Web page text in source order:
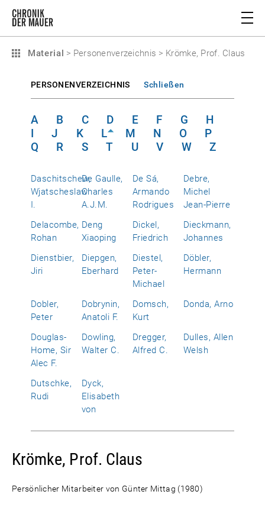
Material > Personenverzeichnis > Krömke, Prof. Claus
PERSONENVERZEICHNIS Schließen
A B C D E F G
H
I
J K L M N O
P
Q
R S T U V W Z
Daschitschew,
Wjatscheslaw
I.
De Gaulle,
Charles
A.J.M.
De Sá,
Armando
Rodrigues
Debre,
Michel
Jean-Pierre
Delacombe,
Rohan
Deng
Xiaoping
Dickel,
Friedrich
Dieckmann,
Johannes
Dienstbier,
Jiri
Diepgen,
Eberhard
Diestel,
Peter-
Michael
Döbler,
Hermann
Dobler,
Peter
Dobrynin,
Anatoli F.
Domsch,
Kurt
Donda, Arno
Douglas-
Home, Sir
Alec F.
Dowling,
Walter C.
Dregger,
Alfred C.
Dulles, Allen
Welsh
Dutschke,
Rudi
Dyck,
Elisabeth
von
Krömke, Prof. Claus
Persönlicher Mitarbeiter von Günter Mittag (1980)